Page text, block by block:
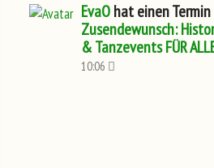
EvaOhat einen
Zusendewunsch:
& Tanzevents FÜR
10:06